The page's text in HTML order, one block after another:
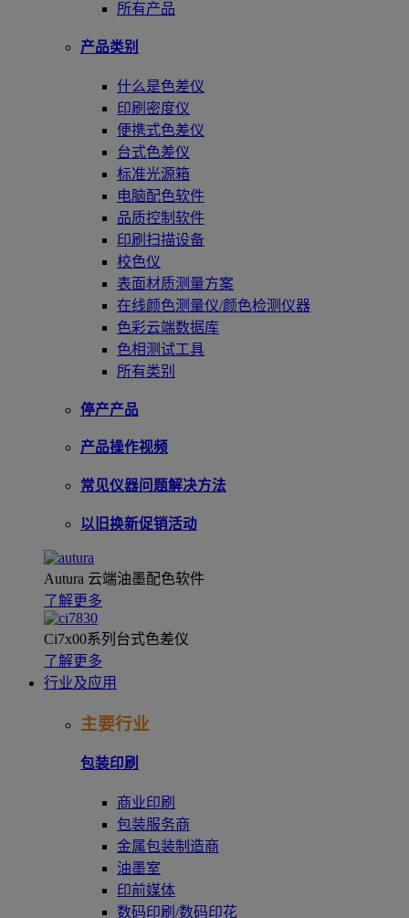
所有产品
产品类别
什么是色差仪
印刷密度仪
便携式色差仪
台式色差仪
标准光源箱
电脑配色软件
品质控制软件
印刷扫描设备
校色仪
表面材质测量方案
在线颜色测量仪/颜色检测仪器
色彩云端数据库
色相测试工具
所有类别
停产产品
产品操作视频
常见仪器问题解决方法
以旧换新促销活动
Autura 云端油墨配色软件
了解更多
Ci7x00系列台式色差仪
了解更多
行业及应用
主要行业
包装印刷
商业印刷
包装服务商
金属包装制造商
油墨室
印前媒体
数码印刷/数码印花